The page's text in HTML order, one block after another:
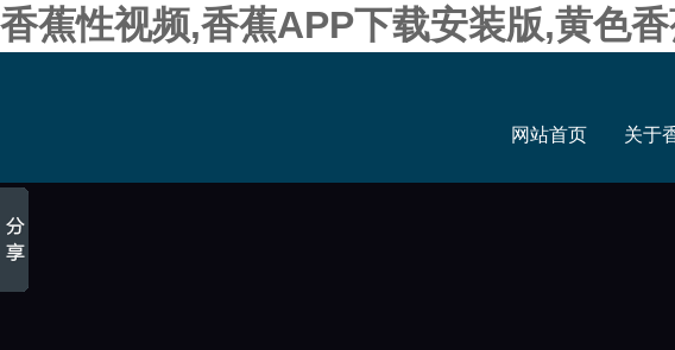
香蕉性视频,香蕉APP下载安装版,黄色
网站首页 关于